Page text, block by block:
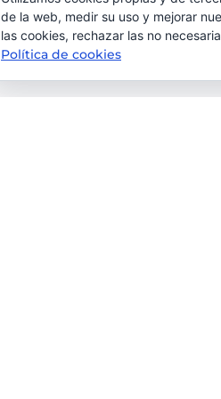
de la web, medir su uso y mejorar
las cookies, rechazar las no
Política de cookies